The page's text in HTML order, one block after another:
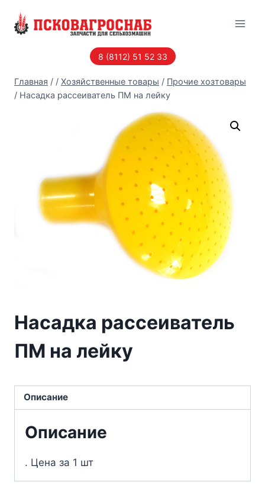
8 (8112) 51 52 33
Главная / / Хозяйственные товары / Прочие хозтовары
/ Насадка рассеиватель ПМ на лейку
Насадка рассеиватель
ПМ на лейку
Описание
Описание
. Цена за 1 шт